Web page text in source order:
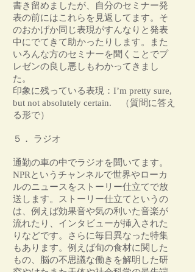
書き留めましたが、自分のセミナー発
表の前にはこれらを見返してます。そ
のおかげか同じ表現がすんなりと発表
中にでてきて助かったりします。また
いろんな方のセミナーを聞くことでプ
レゼンの良し悪しもわかってきまし
た。
印象に残っている表現：I’m pretty sure,
but not absolutely certain. （質問に答え
る形で）
５． ラジオ
通勤の車の中でラジオを聞いてます。
NPRというチャンネルで世界やローカ
ルのニュースをストーリー仕立てで放
送します。ストーリー仕立てというの
は、例えば効果音や気の利いた音楽が
流れたり、インタビューが挿入された
りなどです。さらに毎日異なった特集
もあります。例えば旬の食材に関した
もの、脳の不思議な働きを解明した研